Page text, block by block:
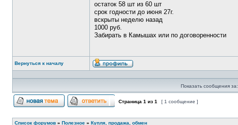
остаток 58 шт из 60 шт
срок годности до июня 27г.
вскрыты неделю назад
1000 руб.
Забирать в Камышах или по договоренности
Вернуться к началу
Профиль
Показать сообщения за:
Страница 1 из 1 [ 1 сообщение ]
Список форумов » Полезное » Купля, продажа, обмен